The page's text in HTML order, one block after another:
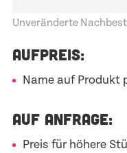
Unveränderte
AUFPREIS:
Name auf Produkt
AUF ANFRAGE:
Preis für höhere